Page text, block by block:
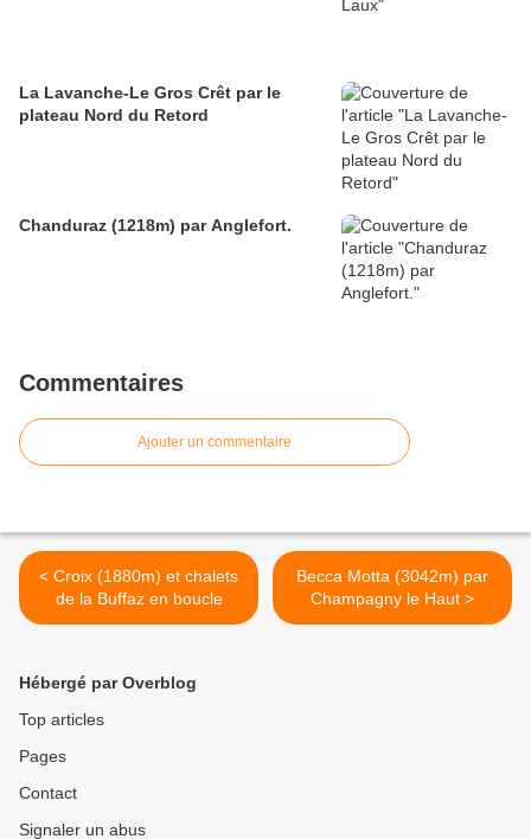
La Lavanche-Le Gros Crêt par le
plateau Nord du Retord
Chanduraz (1218m) par Anglefort.
Commentaires
Ajouter un commentaire
< Croix (1880m) et chalets
de la Buffaz en boucle
Becca Motta (3042m) par
Champagny le Haut >
Hébergé par Overblog
Top articles
Pages
Contact
Signaler un abus